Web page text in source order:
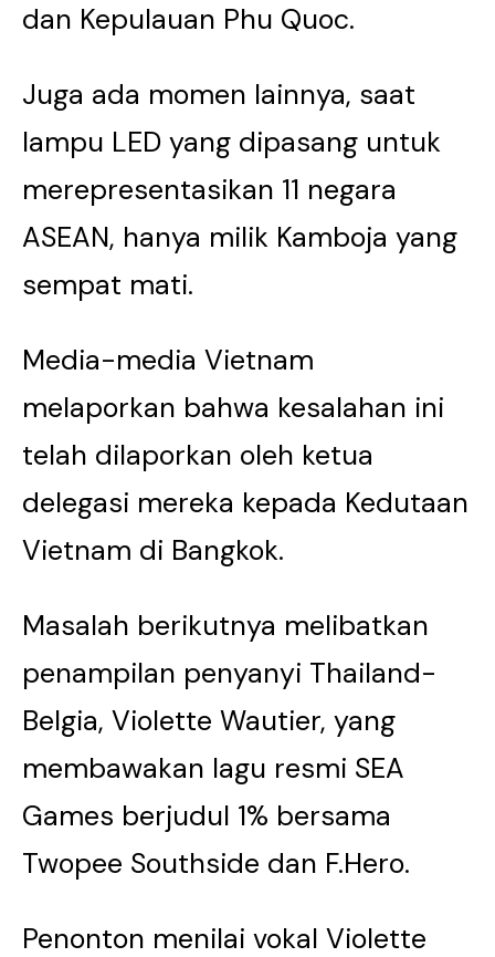
dan Kepulauan Phu Quoc.
Juga ada momen lainnya, saat
lampu LED yang dipasang untuk
merepresentasikan 11 negara
ASEAN, hanya milik Kamboja yang
sempat mati.
Media-media Vietnam
melaporkan bahwa kesalahan ini
telah dilaporkan oleh ketua
delegasi mereka kepada Kedutaan
Vietnam di Bangkok.
Masalah berikutnya melibatkan
penampilan penyanyi Thailand-
Belgia, Violette Wautier, yang
membawakan lagu resmi SEA
Games berjudul 1% bersama
Twopee Southside dan F.Hero.
Penonton menilai vokal Violette